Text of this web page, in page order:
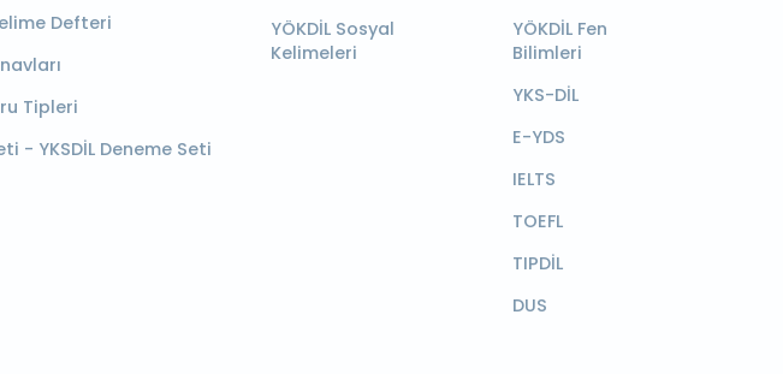
Defteri
Tipleri
- YKSDİL Deneme Seti
YÖKDİL Sosyal
Kelimeleri
YÖKDİL Fen
Bilimleri
YKS-DİL
E-YDS
IELTS
TOEFL
TIPDİL
DUS